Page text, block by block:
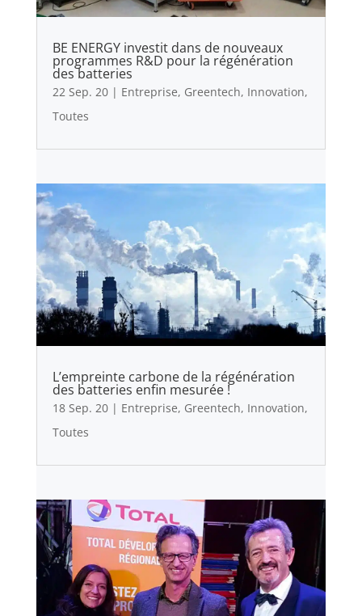
BE ENERGY investit dans de nouveaux
programmes R&D pour la régénération
des batteries
22 Sep. 20| Entreprise, Greentech, Innovation,
Toutes
L’empreinte carbone de la régénération
des batteries enfin mesurée !
18 Sep. 20| Entreprise, Greentech, Innovation,
Toutes